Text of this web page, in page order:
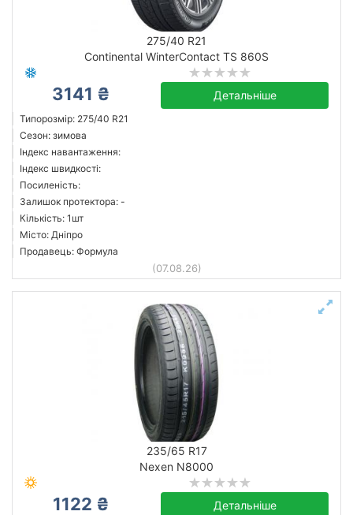
275/40 R21
Continental WinterContact TS 860S
3141 ₴ Детальніше
Типорозмір: 275/40 R21
Сезон: зимова
Індекс навантаження:
Індекс швидкості:
Посиленість:
Залишок протектора: -
Кількість: 1шт
Місто: Дніпро
Продавець: Формула
(07.08.26)
235/65 R17
Nexen N8000
1122 ₴ Детальніше
до
Bridgestone
Continental
Goodyear
GT Radial
Hankook
Hercules